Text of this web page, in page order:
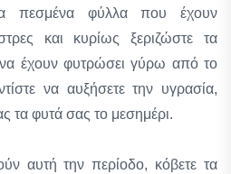
πεσμένα φύλλα που έχουν
και κυρίως ξεριζώστε τα
έχουν φυτρώσει γύρω από το
να αυξήσετε την υγρασία,
τα φυτά σας το μεσημέρι.
αυτή την περίοδο, κόβετε τα